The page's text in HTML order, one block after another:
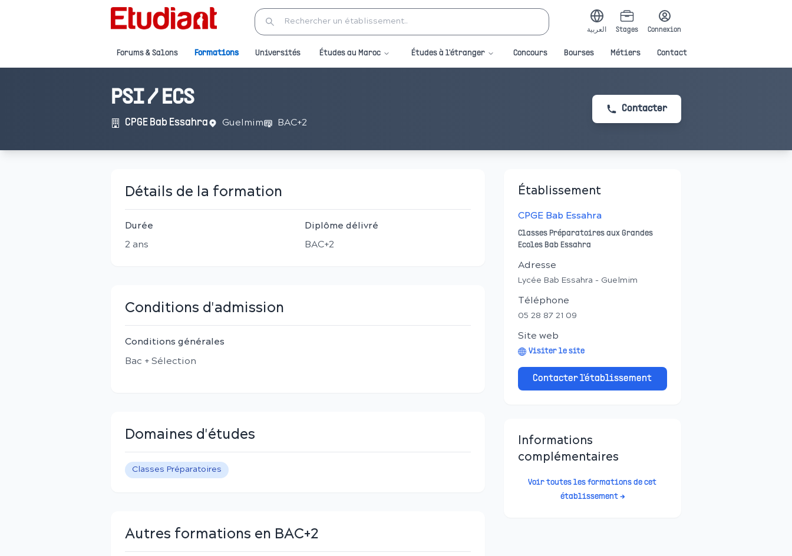
العربية Stages Connexion
Forums & Salons Formations Universités Études au Maroc Études à l'étranger Concours Bourses Métiers Contact
PSI / ECS
CPGE Bab Essahra Guelmim BAC+2
Contacter
Détails de la formation
Durée
2 ans
Diplôme délivré
BAC+2
Conditions d'admission
Conditions générales
Bac + Sélection
Domaines d'études
Classes Préparatoires
Autres formations en BAC+2
Établissement
CPGE Bab Essahra
Classes Préparatoires aux Grandes
Ecoles Bab Essahra
Adresse
Lycée Bab Essahra - Guelmim
Téléphone
05 28 87 21 09
Site web
Visiter le site
Contacter l'établissement
Informations
complémentaires
Voir toutes les formations de cet
établissement →